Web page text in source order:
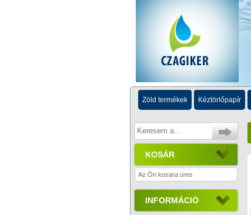
Zöld termékek Kéztörlőpapír
KOSÁR
Az Ön kosara üres
INFORMÁCIÓ